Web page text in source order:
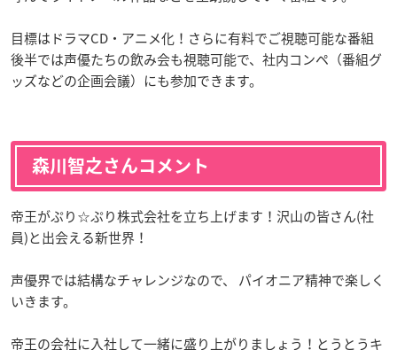
目標はドラマCD・アニメ化！さらに有料でご視聴可能な番組
後半では声優たちの飲み会も視聴可能で、社内コンペ（番組グ
ッズなどの企画会議）にも参加できます。
森川智之さんコメント
帝王がぷり☆ぷり株式会社を立ち上げます！沢山の皆さん(社
員)と出会える新世界！
声優界では結構なチャレンジなので、 パイオニア精神で楽しく
いきます。
帝王の会社に入社して一緒に盛り上がりましょう！とうとうキ